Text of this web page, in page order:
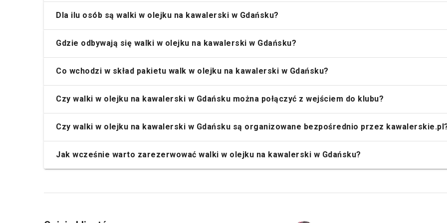
Dla ilu osób są walki w olejku na kawalerski w Gdańsku?
Gdzie odbywają się walki w olejku na kawalerski w Gdańsku?
Co wchodzi w skład pakietu walk w olejku na kawalerski w Gdańsku?
Czy walki w olejku na kawalerski w Gdańsku można połączyć z wejściem do klubu?
Czy walki w olejku na kawalerski w Gdańsku są organizowane bezpośrednio przez
Jak wcześnie warto zarezerwować walki w olejku na kawalerski w Gdańsku?